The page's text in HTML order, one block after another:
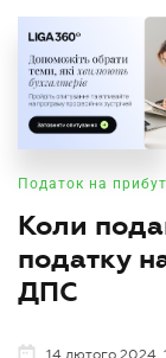
БУХГАЛТЕР
Податок на
Коли
податку
ДПС
14 лютого 2024,